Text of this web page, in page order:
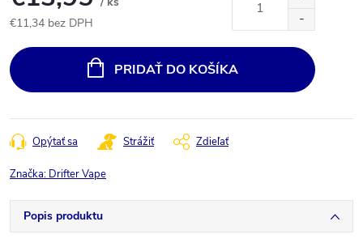
€11,34 bez DPH
cena:
PRIDAŤ DO KOŠÍKA
Opýtať sa Strážiť Zdieľať
Značka: Drifter Vape
Popis produktu